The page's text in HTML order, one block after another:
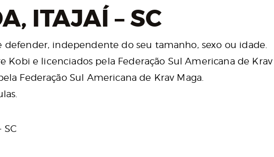
ITAJAÍ – SC
defender, independente do seu tamanho, sexo ou idade.
Kobi e licenciados pela Federação Sul Americana de Krav
Federação Sul Americana de Krav Maga.
SC